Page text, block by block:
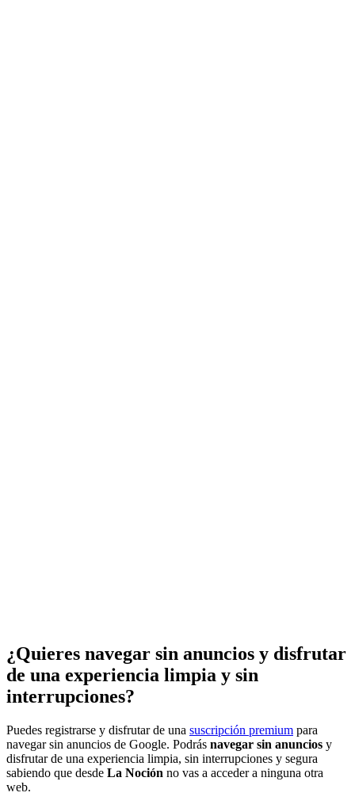
¿Quieres navegar sin anuncios y disfrutar
de una experiencia limpia y sin
interrupciones?
Puedes registrarse y disfrutar de una suscripción premium para
navegar sin anuncios de Google. Podrás navegar sin anuncios y
disfrutar de una experiencia limpia, sin interrupciones y segura
sabiendo que desde La Noción no vas a acceder a ninguna otra
web.